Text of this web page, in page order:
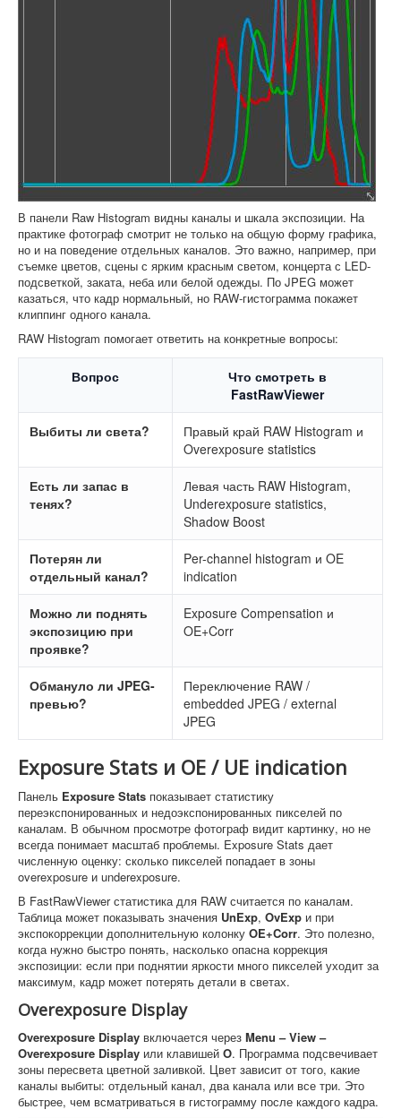
В панели Raw Histogram видны каналы и шкала экспозиции. На
практике фотограф смотрит не только на общую форму графика,
но и на поведение отдельных каналов. Это важно, например, при
съемке цветов, сцены с ярким красным светом, концерта с LED-
подсветкой, заката, неба или белой одежды. По JPEG может
казаться, что кадр нормальный, но RAW-гистограмма покажет
клиппинг одного канала.
RAW Histogram помогает ответить на конкретные вопросы:
Вопрос
Что смотреть в
FastRawViewer
Выбиты ли света?
Правый край RAW Histogram и
Overexposure statistics
Есть ли запас в
тенях?
Левая часть RAW Histogram,
Underexposure statistics,
Shadow Boost
Потерян ли
отдельный канал?
Per-channel histogram и OE
indication
Можно ли поднять
экспозицию при
проявке?
Exposure Compensation и
OE+Corr
Обмануло ли JPEG-
превью?
Переключение RAW /
embedded JPEG / external
JPEG
Exposure Stats и OE / UE indication
Панель Exposure Stats показывает статистику
переэкспонированных и недоэкспонированных пикселей по
каналам. В обычном просмотре фотограф видит картинку, но не
всегда понимает масштаб проблемы. Exposure Stats дает
численную оценку: сколько пикселей попадает в зоны
overexposure и underexposure.
В FastRawViewer статистика для RAW считается по каналам.
Таблица может показывать значения UnExp, OvExp и при
экспокоррекции дополнительную колонку OE+Corr. Это полезно,
когда нужно быстро понять, насколько опасна коррекция
экспозиции: если при поднятии яркости много пикселей уходит за
максимум, кадр может потерять детали в светах.
Overexposure Display
Overexposure Display включается через Menu – View –
Overexposure Display или клавишей O. Программа подсвечивает
зоны пересвета цветной заливкой. Цвет зависит от того, какие
каналы выбиты: отдельный канал, два канала или все три. Это
быстрее, чем всматриваться в гистограмму после каждого кадра.